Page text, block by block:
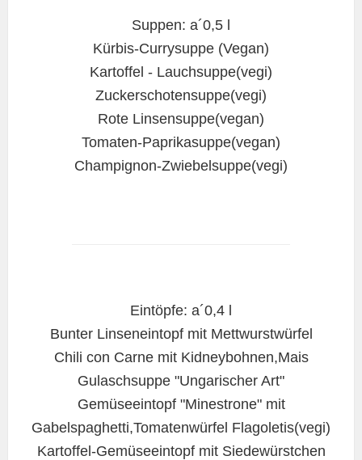
Suppen: a´0,5 l
Kürbis-Currysuppe (Vegan)
Kartoffel - Lauchsuppe(vegi)
Zuckerschotensuppe(vegi)
Rote Linsensuppe(vegan)
Tomaten-Paprikasuppe(vegan)
Champignon-Zwiebelsuppe(vegi)
Eintöpfe: a´0,4 l
Bunter Linseneintopf mit Mettwurstwürfel
Chili con Carne mit Kidneybohnen,Mais
Gulaschsuppe "Ungarischer Art"
Gemüseeintopf "Minestrone" mit
Gabelspaghetti,Tomatenwürfel Flagoletis(vegi)
Kartoffel-Gemüseeintopf mit Siedewürstchen